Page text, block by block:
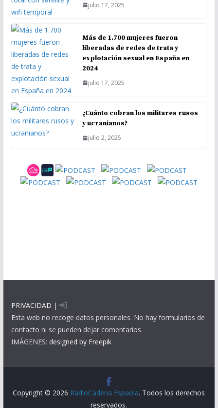
julio 17, 2025
Más de 1.700 mujeres fueron
liberadas de redes de trata y
explotación sexual en España en
2024
julio 17, 2025
¿Cuánto cobran los militares rusos
y ucranianos?
julio 2, 2025
PRIVACIDAD |
Esta web no recoge datos personales. No hay formularios de
contacto ni se pueden dejar comentarios.
IMÁGENES: designed by Freepik
Copyright © 2026 RadioCadena Espaola. Todos los derechos
reservados.